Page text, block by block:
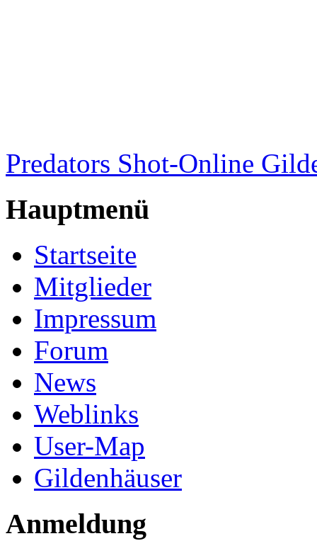
Predators Shot-Online
Hauptmenü
Startseite
Mitglieder
Impressum
Forum
News
Weblinks
User-Map
Gildenhäuser
Anmeldung